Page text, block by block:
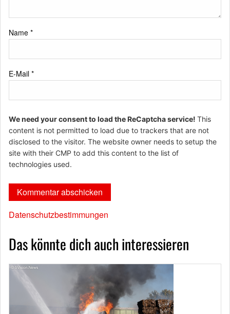
Name *
E-Mail *
We need your consent to load the ReCaptcha service! This
content is not permitted to load due to trackers that are not
disclosed to the visitor. The website owner needs to setup the
site with their CMP to add this content to the list of
technologies used.
Datenschutzbestimmungen
Das könnte dich auch interessieren